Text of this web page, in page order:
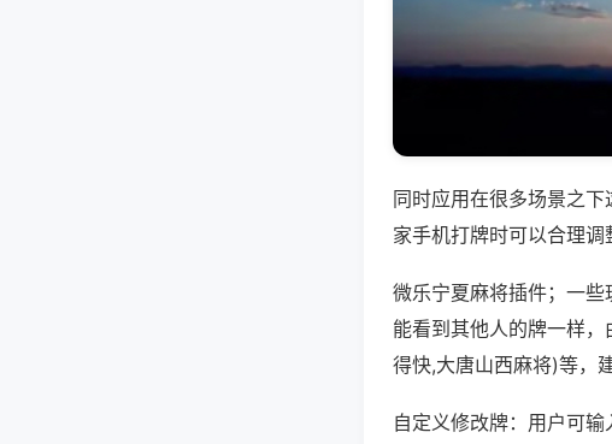
同时应用在很多场景之
家手机打牌时可以合理调
微乐宁夏麻将插件；一
能看到其他人的牌一样
得快,大唐山西麻将)等，
自定义修改牌：用户可